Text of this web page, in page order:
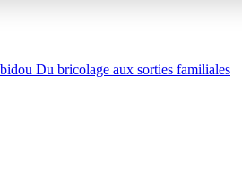
Du bricolage aux sorties familiales